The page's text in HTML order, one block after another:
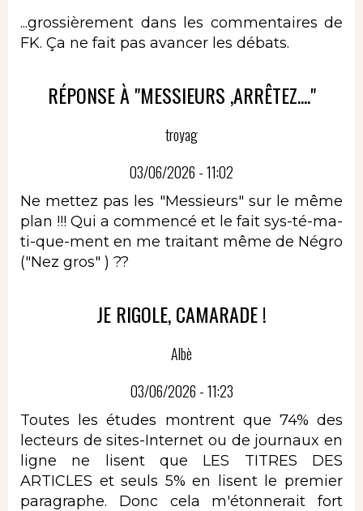
...grossièrement dans les commentaires de
FK. Ça ne fait pas avancer les débats.
RÉPONSE À "MESSIEURS ,ARRÊTEZ...."
troyag
03/06/2026 - 11:02
Ne mettez pas les "Messieurs" sur le même
plan !!! Qui a commencé et le fait sys-té-ma-
ti-que-ment en me traitant même de Négro
("Nez gros" ) ??
JE RIGOLE, CAMARADE !
Albè
03/06/2026 - 11:23
Toutes les études montrent que 74% des
lecteurs de sites-Internet ou de journaux en
ligne ne lisent que LES TITRES DES
ARTICLES et seuls 5% en lisent le premier
paragraphe. Donc cela m'étonnerait fort